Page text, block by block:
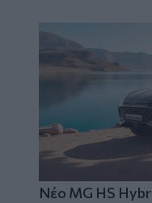
Νέο MG HS